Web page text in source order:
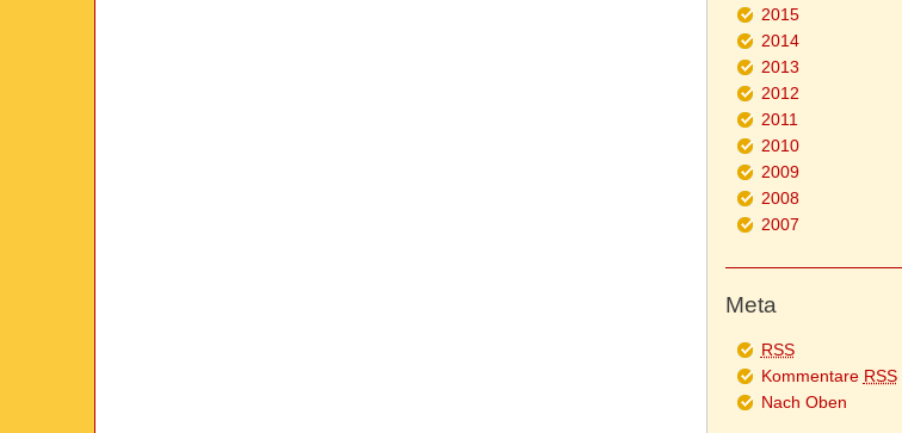
2015
2014
2013
2012
2011
2010
2009
2008
2007
Meta
RSS
Kommentare RSS
Nach Oben